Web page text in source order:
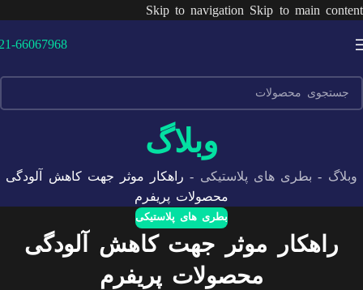
Skip to navigation Skip to main content
66067968
وبلاگ
وبلاگ - بطری های پلاستیکی - راهکار موثر جهت کاهش آلودگی
محصولات پریفرم
بطری های پلاستیکی
راهکار موثر جهت کاهش آلودگی
محصولات پریفرم